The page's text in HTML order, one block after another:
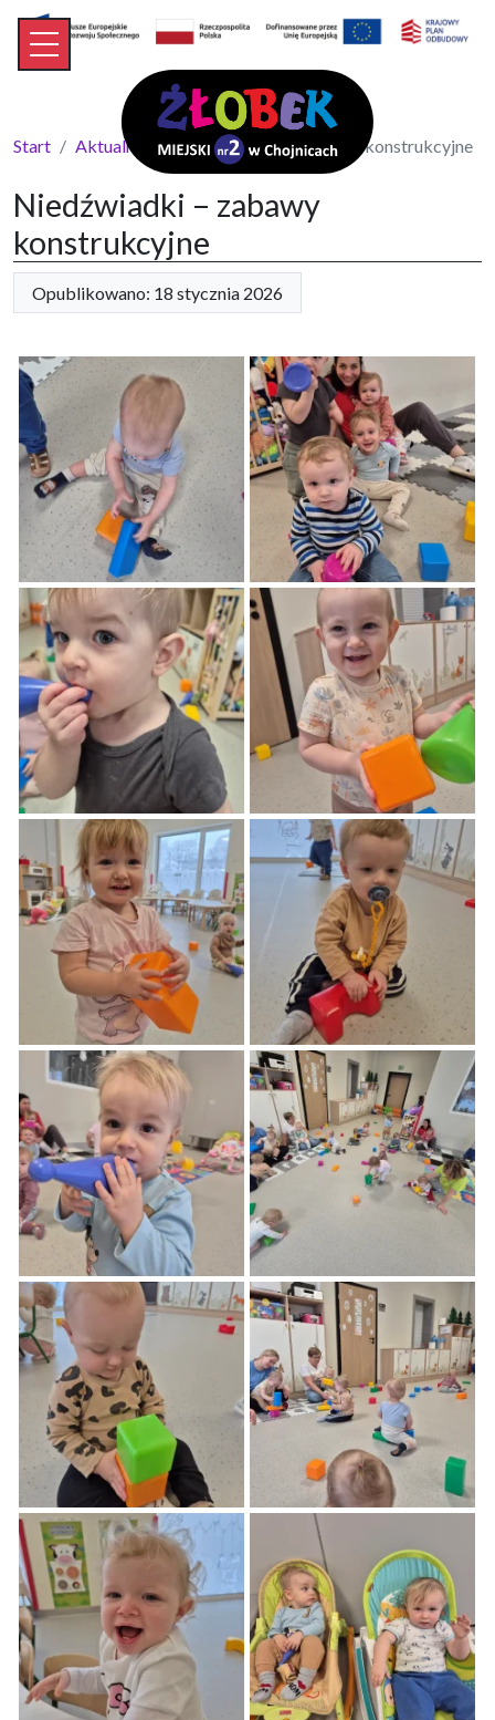
Start Aktualności Niedźwiadki – zabawy konstrukcyjne
Niedźwiadki – zabawy
konstrukcyjne
Opublikowano: 18 stycznia 2026